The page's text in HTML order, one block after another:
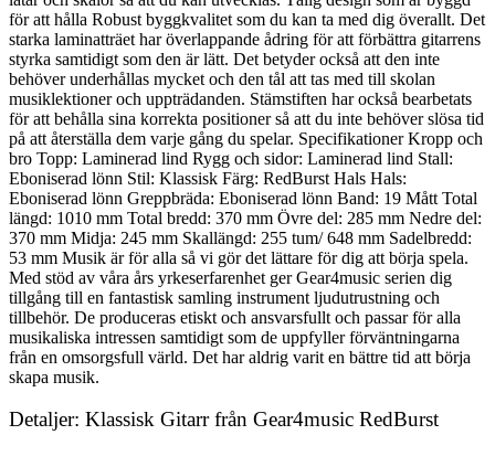
för att hålla Robust byggkvalitet som du kan ta med dig överallt. Det
starka laminatträet har överlappande ådring för att förbättra gitarrens
styrka samtidigt som den är lätt. Det betyder också att den inte
behöver underhållas mycket och den tål att tas med till skolan
musiklektioner och uppträdanden. Stämstiften har också bearbetats
för att behålla sina korrekta positioner så att du inte behöver slösa tid
på att återställa dem varje gång du spelar. Specifikationer Kropp och
bro Topp: Laminerad lind Rygg och sidor: Laminerad lind Stall:
Eboniserad lönn Stil: Klassisk Färg: RedBurst Hals Hals:
Eboniserad lönn Greppbräda: Eboniserad lönn Band: 19 Mått Total
längd: 1010 mm Total bredd: 370 mm Övre del: 285 mm Nedre del:
370 mm Midja: 245 mm Skallängd: 255 tum/ 648 mm Sadelbredd:
53 mm Musik är för alla så vi gör det lättare för dig att börja spela.
Med stöd av våra års yrkeserfarenhet ger Gear4music serien dig
tillgång till en fantastisk samling instrument ljudutrustning och
tillbehör. De produceras etiskt och ansvarsfullt och passar för alla
musikaliska intressen samtidigt som de uppfyller förväntningarna
från en omsorgsfull värld. Det har aldrig varit en bättre tid att börja
skapa musik.
Detaljer: Klassisk Gitarr från Gear4music RedBurst